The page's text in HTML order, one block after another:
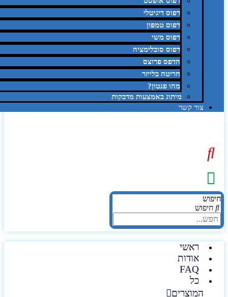
דפוס דיגיטלי
דפוס טמפון
דפוס משי
דפוס סובלימציה
הדפס פרוצס
חריטה בלייזר
מהו פנטון?
מיתוג באמצעות מדבקות
צור קשר
חיפוש
ראשי
אודות
FAQ
כל
המוצרים